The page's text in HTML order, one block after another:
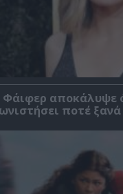
αποκάλυψε
ποτέ ξανά